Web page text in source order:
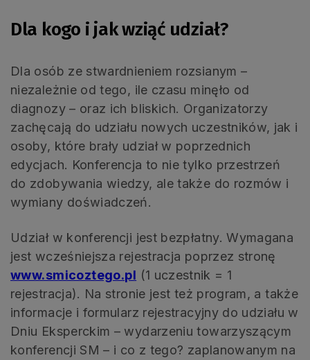
Dla kogo i jak wziąć udział?
Dla osób ze stwardnieniem rozsianym –
niezależnie od tego, ile czasu minęło od
diagnozy – oraz ich bliskich. Organizatorzy
zachęcają do udziału nowych uczestników, jak i
osoby, które brały udział w poprzednich
edycjach. Konferencja to nie tylko przestrzeń
do zdobywania wiedzy, ale także do rozmów i
wymiany doświadczeń.
Udział w konferencji jest bezpłatny. Wymagana
jest wcześniejsza rejestracja poprzez stronę
www.smicoztego.pl (1 uczestnik = 1
rejestracja). Na stronie jest też program, a także
informacje i formularz rejestracyjny do udziału w
Dniu Eksperckim – wydarzeniu towarzyszącym
konferencji SM – i co z tego? zaplanowanym na